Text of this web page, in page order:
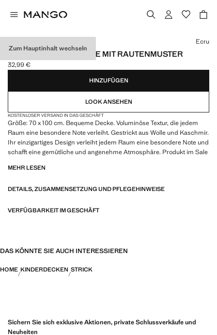
Zum Hauptinhalt wechseln
WEICHE KINDERDECKE MIT RAUTENMUSTER
Aktueller Preis [32,99 € ]
32,99 €
Wählen Sie eine Farbe
Ecru
HINZUFÜGEN
LOOK ANSEHEN
KOSTENLOSER VERSAND IN DAS GESCHÄFT
Größe: 70 x 100 cm. Bequeme Decke. Voluminöse Textur, die jedem
Raum eine besondere Note verleiht. Gestrickt aus Wolle und Kaschmir.
Ihr einzigartiges Design verleiht jedem Raum eine besondere Note und
schafft eine gemütliche und angenehme Atmosphäre. Produkt im Sale
MEHR LESEN
DETAILS, ZUSAMMENSETZUNG UND PFLEGEHINWEISE
VERFÜGBARKEIT IM GESCHÄFT
DAS KÖNNTE SIE AUCH INTERESSIEREN
HOME KINDERDECKEN STRICK
Sichern Sie sich exklusive Aktionen, private Schlussverkäufe und
Neuheiten